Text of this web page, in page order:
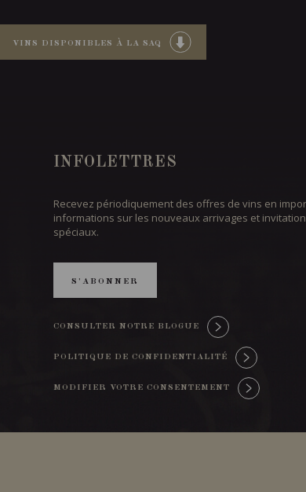
VINS DISPONIBLES À LA SAQ
INFOLETTRES
Recevez périodiquement des offres de vins en
informations sur les nouveaux arrivages et
spéciaux.
S'ABONNER
CONSULTER NOTRE BLOGUE
POLITIQUE DE CONFIDENTIALITÉ
MODIFIER VOTRE CONSENTEMENT